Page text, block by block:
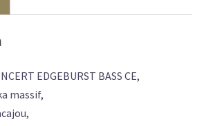
EDGEBURST BASS CE,
massif,